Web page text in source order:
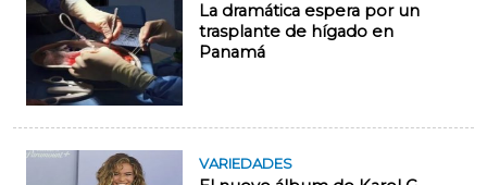
La dramática espera por un
trasplante de hígado en
Panamá
VARIEDADES